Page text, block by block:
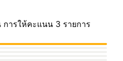
การให้คะแนน 3 รายการ